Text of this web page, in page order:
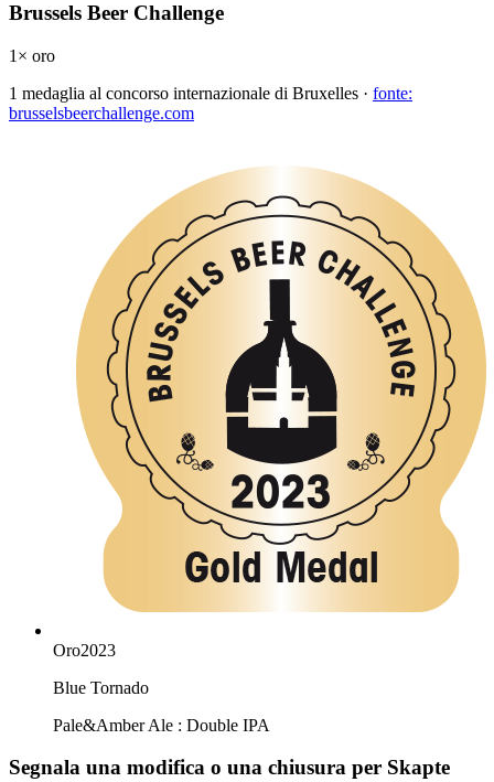
Brussels Beer Challenge
1 × oro
1 medaglia al concorso internazionale di Bruxelles · fonte:
brusselsbeerchallenge.com
Oro2023
Blue Tornado
Pale&Amber Ale : Double IPA
Segnala una modifica o una chiusura per Skapte